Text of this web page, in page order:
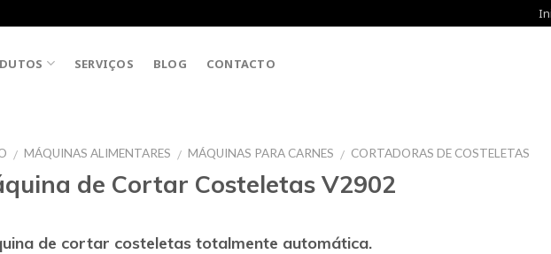
SERVIÇOS BLOG CONTACTO
/ MÁQUINAS ALIMENTARES / MÁQUINAS PARA CARNES / CORTADORAS DE COSTELETAS
de Cortar Costeletas V2902
de cortar costeletas totalmente automática.